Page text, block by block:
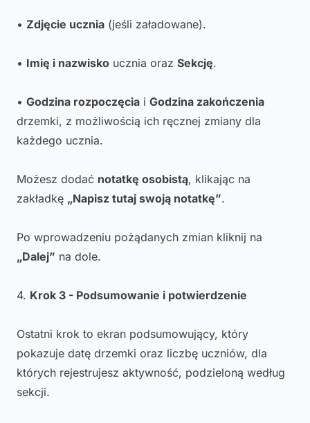
• Zdjęcie ucznia (jeśli załadowane).
• Imię i nazwisko ucznia oraz Sekcję.
• Godzina rozpoczęcia i Godzina zakończenia
drzemki, z możliwością ich ręcznej zmiany dla
każdego ucznia.
Możesz dodać notatkę osobistą, klikając na
zakładkę „Napisz tutaj swoją notatkę”.
Po wprowadzeniu pożądanych zmian kliknij na
„Dalej” na dole.
4. Krok 3 - Podsumowanie i potwierdzenie
Ostatni krok to ekran podsumowujący, który
pokazuje datę drzemki oraz liczbę uczniów, dla
których rejestrujesz aktywność, podzieloną według
sekcji.